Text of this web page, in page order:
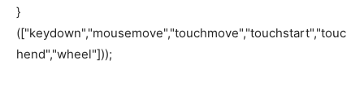
}
(["keydown","mousemove","touchmove","touchstart","touc
hend","wheel"]));